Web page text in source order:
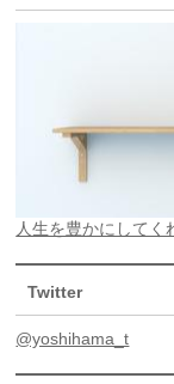
人生を豊かにしてく
Twitter
@yoshihama_t